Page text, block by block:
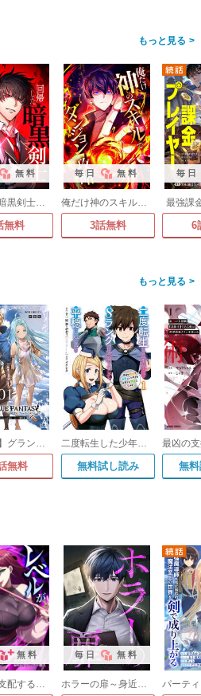
>
無料
回帰した暗黒剣士、アカデミーで無双する【タテヨミ】
無料
毎日 無料
俺だけ神のスキルでダンジョン攻略【タテヨミ】
3話無料
毎日
最強課
6
>
【新装版】グランブルーファンタジー
無料
二度転生した少年はSランク冒険者として平穏に過ごす ～前世が賢者で英雄だったボクは来世では地味に生きる～
無料試し読み 無
無料
レベルが支配する世界で
毎日 無料
ホラーの扉～身近に潜む闇の物語～【タテヨミ】